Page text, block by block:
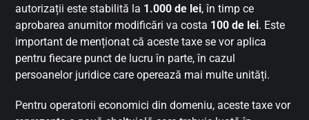
autorizații este stabilită la 1.000 de lei, în timp ce
aprobarea anumitor modificări va costa 100 de lei. Este
important de menționat că aceste taxe se vor aplica
pentru fiecare punct de lucru în parte, în cazul
persoanelor juridice care operează mai multe unități.
Pentru operatorii economici din domeniu, aceste taxe vor